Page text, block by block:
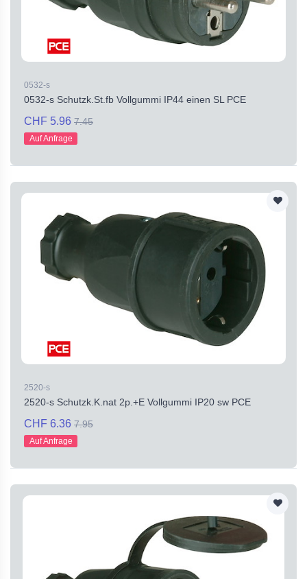
0532-s
0532-s Schutzk.St.fb Vollgummi IP44 einen SL PCE
CHF 5.96 7.45
Auf Anfrage
2520-s
2520-s Schutzk.K.nat 2p.+E Vollgummi IP20 sw PCE
CHF 6.36 7.95
Auf Anfrage